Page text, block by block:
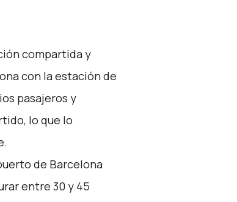
compartida y
con la estación de
pasajeros y
lo que lo
de Barcelona
entre 30 y 45